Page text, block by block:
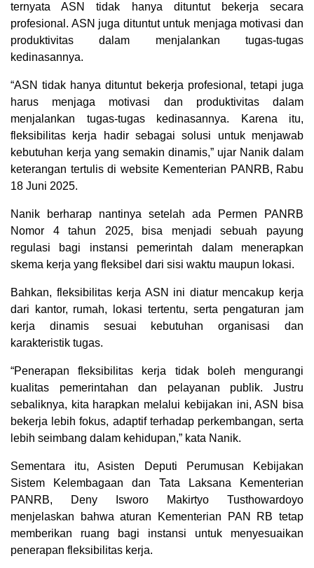
ternyata ASN tidak hanya dituntut bekerja secara
profesional. ASN juga dituntut untuk menjaga motivasi dan
produktivitas dalam menjalankan tugas-tugas
kedinasannya.
“ASN tidak hanya dituntut bekerja profesional, tetapi juga
harus menjaga motivasi dan produktivitas dalam
menjalankan tugas-tugas kedinasannya. Karena itu,
fleksibilitas kerja hadir sebagai solusi untuk menjawab
kebutuhan kerja yang semakin dinamis,” ujar Nanik dalam
keterangan tertulis di website Kementerian PANRB, Rabu
18 Juni 2025.
Nanik berharap nantinya setelah ada Permen PANRB
Nomor 4 tahun 2025, bisa menjadi sebuah payung
regulasi bagi instansi pemerintah dalam menerapkan
skema kerja yang fleksibel dari sisi waktu maupun lokasi.
Bahkan, fleksibilitas kerja ASN ini diatur mencakup kerja
dari kantor, rumah, lokasi tertentu, serta pengaturan jam
kerja dinamis sesuai kebutuhan organisasi dan
karakteristik tugas.
“Penerapan fleksibilitas kerja tidak boleh mengurangi
kualitas pemerintahan dan pelayanan publik. Justru
sebaliknya, kita harapkan melalui kebijakan ini, ASN bisa
bekerja lebih fokus, adaptif terhadap perkembangan, serta
lebih seimbang dalam kehidupan,” kata Nanik.
Sementara itu, Asisten Deputi Perumusan Kebijakan
Sistem Kelembagaan dan Tata Laksana Kementerian
PANRB, Deny Isworo Makirtyo Tusthowardoyo
menjelaskan bahwa aturan Kementerian PAN RB tetap
memberikan ruang bagi instansi untuk menyesuaikan
penerapan fleksibilitas kerja.